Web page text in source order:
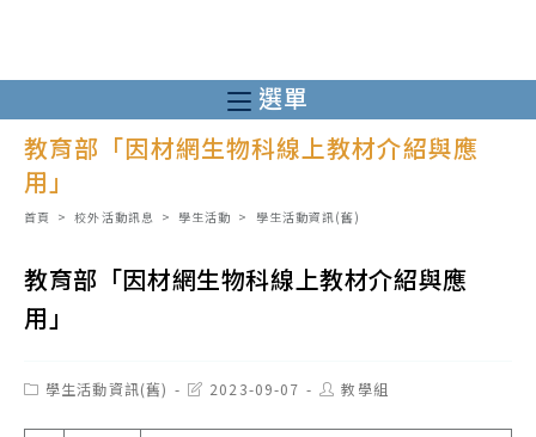
至
主
要
內
選單
教育部「因材網生物科線上教材介紹與應
用」
首頁 > 校外活動訊息 > 學生活動 > 學生活動資訊(舊)
教育部「因材網生物科線上教材介紹與應
用」
Post學生活動資訊(舊)
Post2023-09-07
Post教學組